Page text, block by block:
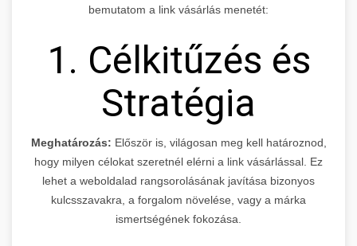
bemutatom a link vásárlás menetét:
1. Célkitűzés és
Stratégia
Meghatározás: Először is, világosan meg kell határoznod,
hogy milyen célokat szeretnél elérni a link vásárlással. Ez
lehet a weboldalad rangsorolásának javítása bizonyos
kulcsszavakra, a forgalom növelése, vagy a márka
ismertségének fokozása.